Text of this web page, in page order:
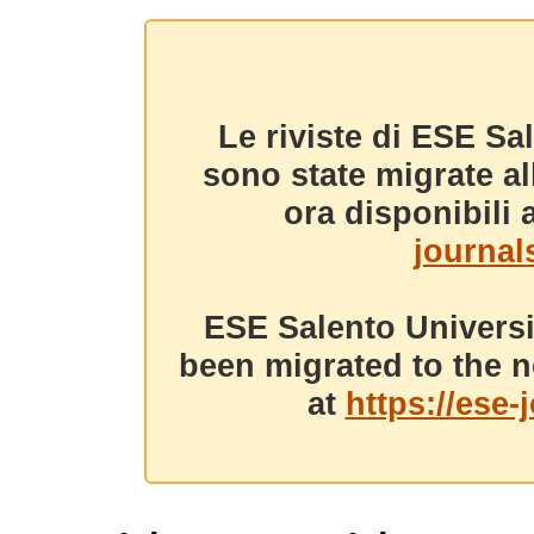
Le riviste di ESE
sono state migrate
ora disponibili
ESE Salento
been migrated to the
at https://